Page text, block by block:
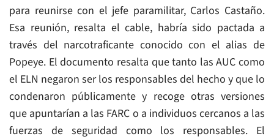
para reunirse con el jefe paramilitar, Carlos Castaño.
Esa reunión, resalta el cable, habría sido pactada a
través del narcotraficante conocido con el alias de
Popeye. El documento resalta que tanto las AUC como
el ELN negaron ser los responsables del hecho y que lo
condenaron públicamente y recoge otras versiones
que apuntarían a las FARC o a individuos cercanos a las
fuerzas de seguridad como los responsables. El